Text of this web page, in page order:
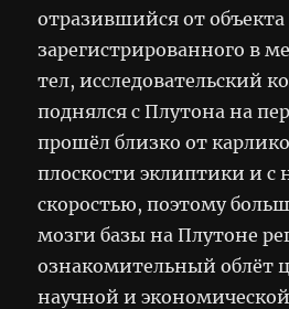
отразившийся от объекта
зарегистрированного в
тел, исследовательский
поднялся с Плутона на
прошёл близко от
плоскости эклиптики и с
скоростью, поэтому
мозги базы на Плутоне
ознакомительный облёт
научной и